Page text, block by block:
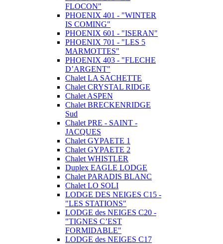
FLOCON"
PHOENIX 401 - "WINTER
IS COMING"
PHOENIX 601 - "ISERAN"
PHOENIX 701 - "LES 5
MARMOTTES"
PHOENIX 403 - "FLECHE
D’ARGENT"
Chalet LA SACHETTE
Chalet CRYSTAL RIDGE
Chalet ASPEN
Chalet BRECKENRIDGE
Sud
Chalet PRE - SAINT -
JACQUES
Chalet GYPAETE 1
Chalet GYPAETE 2
Chalet WHISTLER
Duplex EAGLE LODGE
Chalet PARADIS BLANC
Chalet LO SOLI
LODGE DES NEIGES C15 -
"LES STATIONS"
LODGE des NEIGES C20 -
"TIGNES C’EST
FORMIDABLE"
LODGE des NEIGES C17